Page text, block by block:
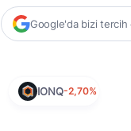
Google'da bizi tercih
IONQ-2,70%